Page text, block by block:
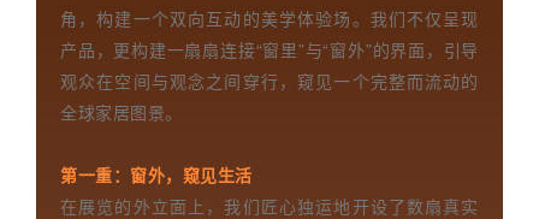
角，构建一个双向互动的美学体验场。我们不仅呈现
产品，更构建一扇扇连接“窗里”与“窗外”的界面，引导
观众在空间与观念之间穿行，窥见一个完整而流动的
全球家居图景。
第一重：窗外，窥见生活
在展览的外立面上，我们匠心独运地开设了数扇真实